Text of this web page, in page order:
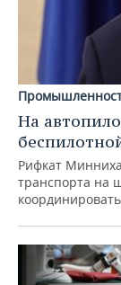
На
Рифкат
транспорта на